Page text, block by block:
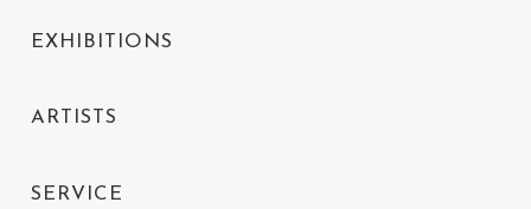
EXHIBITIONS
ARTISTS
SERVICE